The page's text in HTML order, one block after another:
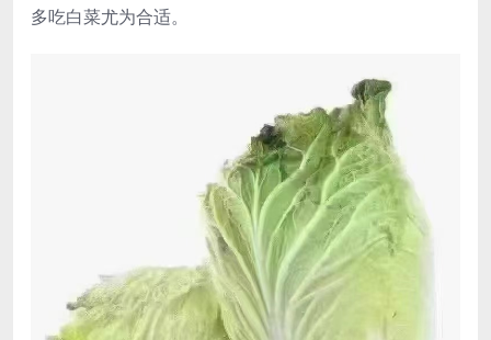
多吃白菜尤为合适。